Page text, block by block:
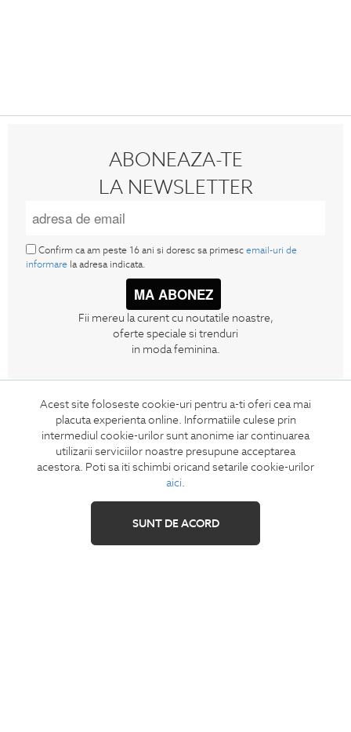
Acest site foloseste cookie-uri pentru a-ti oferi cea mai
placuta experienta online. Informatiile culese prin
intermediul cookie-urilor sunt anonime iar continuarea
utilizarii serviciilor noastre presupune acceptarea
acestora. Poti sa iti schimbi oricand setarile cookie-urilor
aici.
SUNT DE ACORD
ABONEAZA-TE
LA NEWSLETTER
Confirm ca am peste 16 ani si doresc sa primesc email-uri de
informare la adresa indicata.
MA ABONEZ
Fii mereu la curent cu noutatile noastre,
oferte speciale si trenduri
in moda feminina.
CONCIERGE
Termeni si conditii
Retur
Securitatea datelor
Feedback site